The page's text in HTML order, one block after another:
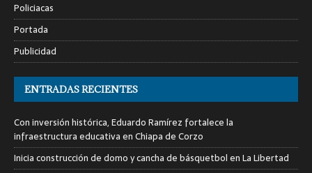
Policiacas
Portada
Publicidad
ENTRADAS RECIENTES
Con inversión histórica, Eduardo Ramírez fortalece la
infraestructura educativa en Chiapa de Corzo
Inicia construcción de domo y cancha de básquetbol en La Libertad